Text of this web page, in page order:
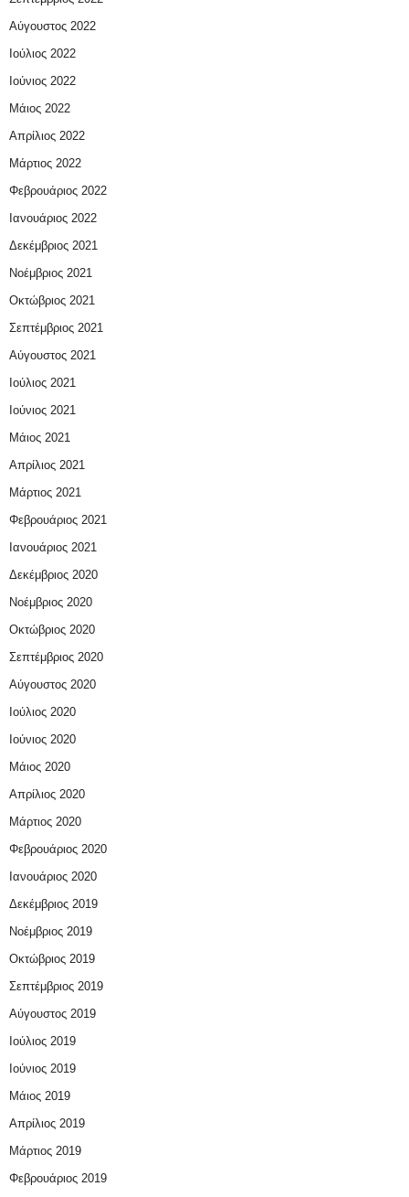
Αύγουστος 2022
Ιούλιος 2022
Ιούνιος 2022
Μάιος 2022
Απρίλιος 2022
Μάρτιος 2022
Φεβρουάριος 2022
Ιανουάριος 2022
Δεκέμβριος 2021
Νοέμβριος 2021
Οκτώβριος 2021
Σεπτέμβριος 2021
Αύγουστος 2021
Ιούλιος 2021
Ιούνιος 2021
Μάιος 2021
Απρίλιος 2021
Μάρτιος 2021
Φεβρουάριος 2021
Ιανουάριος 2021
Δεκέμβριος 2020
Νοέμβριος 2020
Οκτώβριος 2020
Σεπτέμβριος 2020
Αύγουστος 2020
Ιούλιος 2020
Ιούνιος 2020
Μάιος 2020
Απρίλιος 2020
Μάρτιος 2020
Φεβρουάριος 2020
Ιανουάριος 2020
Δεκέμβριος 2019
Νοέμβριος 2019
Οκτώβριος 2019
Σεπτέμβριος 2019
Αύγουστος 2019
Ιούλιος 2019
Ιούνιος 2019
Μάιος 2019
Απρίλιος 2019
Μάρτιος 2019
Φεβρουάριος 2019